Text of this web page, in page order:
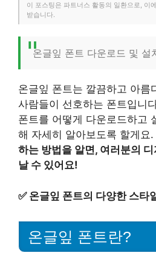
이 포스팅은 파트너스 활동의 일환으로, 이
받습니다.
온글잎 폰트 다운로드 및 설
온글잎 폰트는 깔끔하고 아름
사람들이 선호하는 폰트입니
폰트를 어떻게 다운로드하고
해 자세히 알아보도록 할게요.
하는 방법을 알면, 여러분의
날 수 있어요!
✅ 온글잎 폰트의 다양한 스타
온글잎 폰트란?